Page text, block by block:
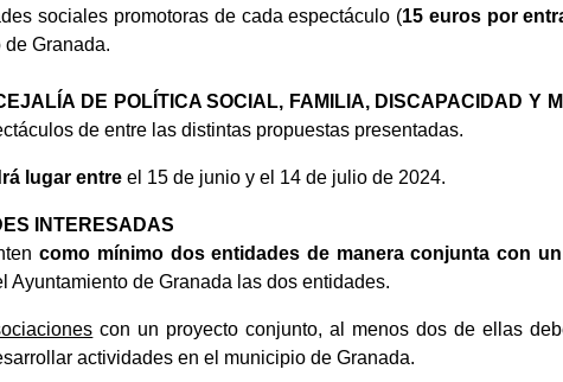
sociales promotoras de cada espectáculo (15 euros por
Granada.
DE POLÍTICA SOCIAL, FAMILIA, DISCAPACIDAD Y
de entre las distintas propuestas presentadas.
lugar entre el 15 de junio y el 14 de julio de 2024.
INTERESADAS
como mínimo dos entidades de manera conjunta con
de Granada las dos entidades.
con un proyecto conjunto, al menos dos de ellas
actividades en el municipio de Granada.